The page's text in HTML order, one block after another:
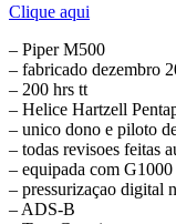
Clique aqui
– Piper M500
– fabricado dezembro
– 200 hrs tt
– Helice Hartzell
– unico dono e piloto
– todas revisoes feitas
– equipada com
– pressurizaçao digital
– ADS-B